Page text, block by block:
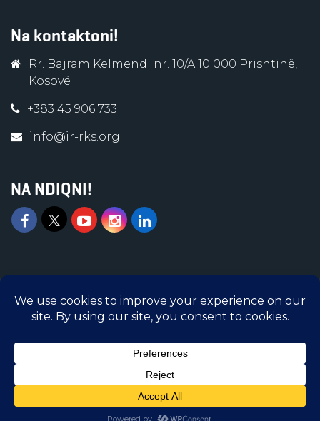
Na kontaktoni!
Rr. Bajram Kelmendi nr. 10/A 10 000 Prishtinë,
Kosovë
+383 45 906 733
info@ir-rks.org
NA NDIQNI!
Islamic Relief © 2026 | Të gjitha të drejtat e
rezervuara | Islamic Relief Kosova është
Organizatë e regjistruar në Ministrinë e
Administratës Publike me numër regjistrimi
5300005-3
DHURONI SHPEJT